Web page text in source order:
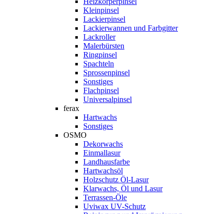
Kleinpinsel
Lackierpinsel
Lackierwannen und Farbgitter
Lackroller
Malerbürsten
Ringpinsel
Spachteln
Sprossenpinsel
Sonstiges
Flachpinsel
Universalpinsel
ferax
Hartwachs
Sonstiges
OSMO
Dekorwachs
Einmallasur
Landhausfarbe
Hartwachsöl
Holzschutz Öl-Lasur
Klarwachs, Öl und Lasur
Terrassen-Öle
Uviwax UV-Schutz